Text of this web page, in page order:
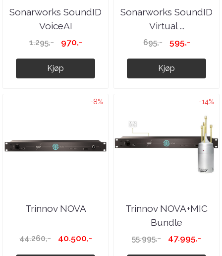
Sonarworks SoundID
VoiceAI
1.295,- 970,-
Kjøp
Sonarworks SoundID
Virtual ...
695,- 595,-
Kjøp
-8%
Trinnov NOVA
44.260,- 40.500,-
-14%
Trinnov NOVA+MIC
Bundle
55.995,- 47.995,-